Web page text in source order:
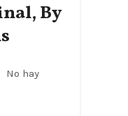
By
No hay